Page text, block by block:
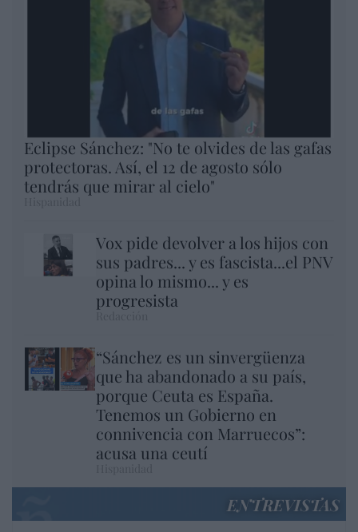
Eclipse Sánchez: "No te olvides de las gafas
protectoras. Así, el 12 de agosto sólo
tendrás que mirar al cielo"
Vox pide devolver a los hijos con
sus padres... y es fascista...el PNV
opina lo mismo... y es
progresista
“Sánchez es un sinvergüenza
que ha abandonado a su país,
porque Ceuta es España.
Tenemos un Gobierno en
connivencia con Marruecos”:
acusa una ceutí
ENTREVISTAS